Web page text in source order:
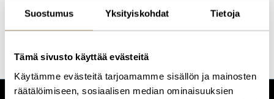
Suostumus Yksityiskohdat Tietoja
Tämä sivusto käyttää evästeitä
Käytämme evästeitä tarjoamamme sisällön ja mainosten
räätälöimiseen, sosiaalisen median ominaisuuksien
Marketing Manager, vanhempainvapaalla